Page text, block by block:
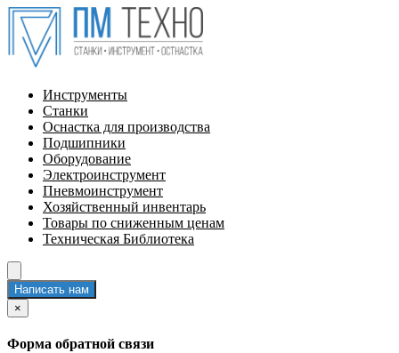
Инструменты
Станки
Оснастка для производства
Подшипники
Оборудование
Электроинструмент
Пневмоинструмент
Хозяйственный инвентарь
Товары по сниженным ценам
Техническая Библиотека
Написать нам
×
Форма обратной связи